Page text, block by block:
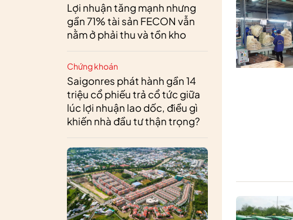
Lợi nhuận tăng mạnh nhưng
gần 71% tài sản FECON vẫn
nằm ở phải thu và tồn kho
Chứng khoán
Saigonres phát hành gần 14
triệu cổ phiếu trả cổ tức giữa
lúc lợi nhuận lao dốc, điều gì
khiến nhà đầu tư thận trọng?